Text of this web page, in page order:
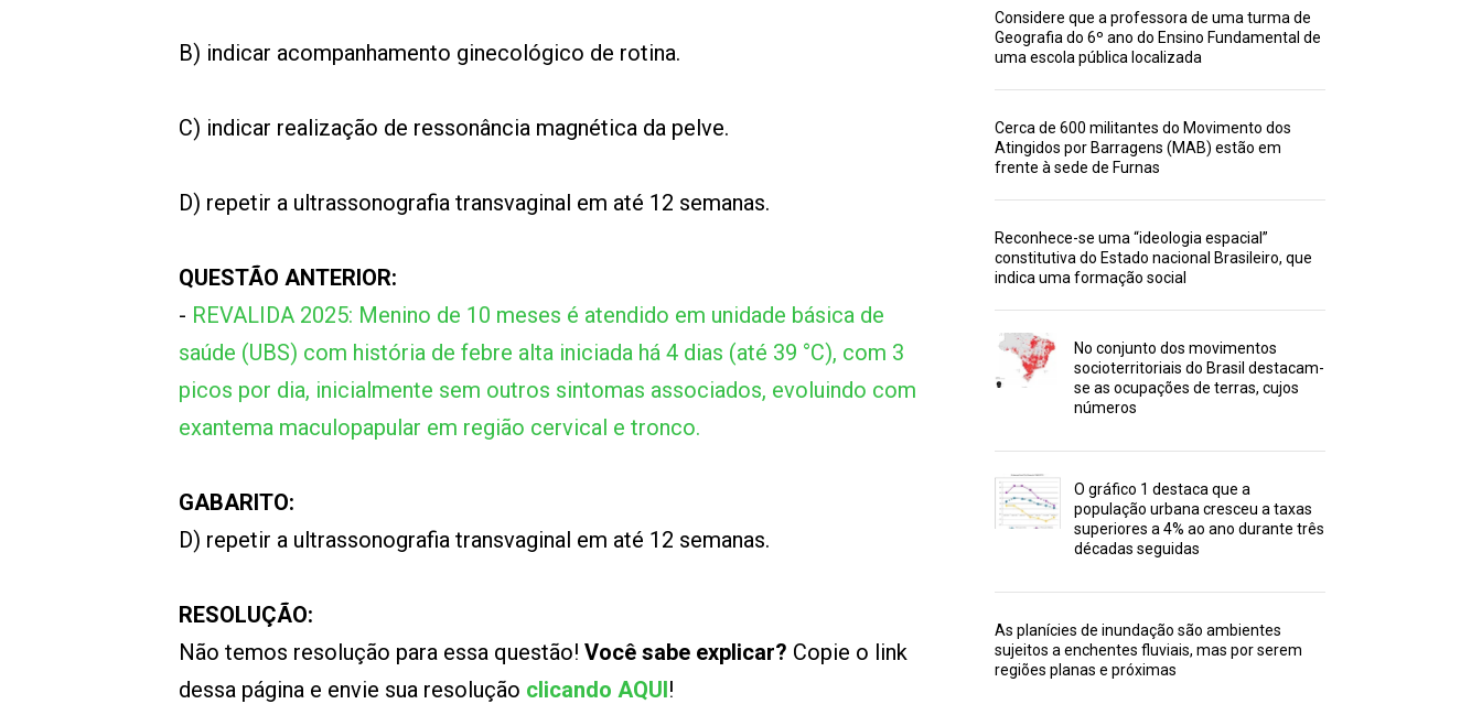
B) indicar acompanhamento ginecológico de rotina.
C) indicar realização de ressonância magnética da pelve.
D) repetir a ultrassonografia transvaginal em até 12 semanas.
QUESTÃO ANTERIOR:
- REVALIDA 2025: Menino de 10 meses é atendido em unidade básica de
saúde (UBS) com história de febre alta iniciada há 4 dias (até 39 °C), com 3
picos por dia, inicialmente sem outros sintomas associados, evoluindo com
exantema maculopapular em região cervical e tronco.
GABARITO:
D) repetir a ultrassonografia transvaginal em até 12 semanas.
RESOLUÇÃO:
Não temos resolução para essa questão! Você sabe explicar? Copie o link
dessa página e envie sua resolução clicando AQUI!
Considere que a professora de uma turma de
Geografia do 6º ano do Ensino Fundamental de
uma escola pública localizada
Cerca de 600 militantes do Movimento dos
Atingidos por Barragens (MAB) estão em
frente à sede de Furnas
Reconhece-se uma “ideologia espacial”
constitutiva do Estado nacional Brasileiro, que
indica uma formação social
No conjunto dos movimentos
socioterritoriais do Brasil destacam-
se as ocupações de terras, cujos
números
O gráfico 1 destaca que a
população urbana cresceu a taxas
superiores a 4% ao ano durante três
décadas seguidas
As planícies de inundação são ambientes
sujeitos a enchentes fluviais, mas por serem
regiões planas e próximas